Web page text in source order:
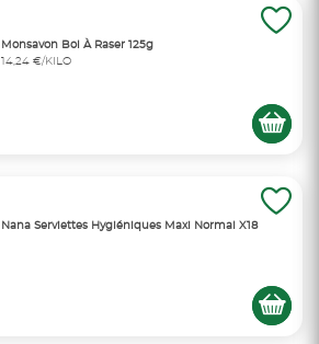
Monsavon Bol À Raser 125g
14,24 €/KILO
Nana Serviettes Hygiéniques Maxi Normal X18